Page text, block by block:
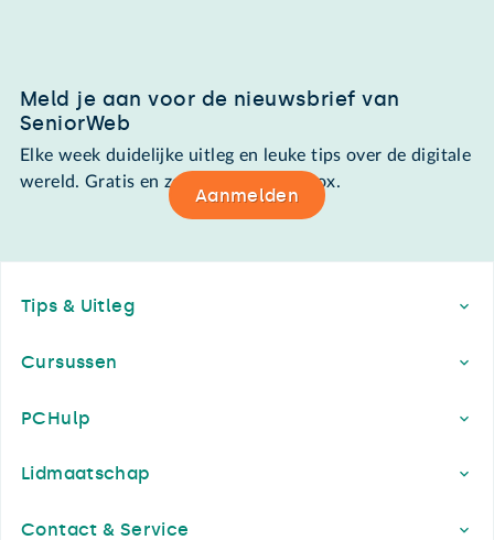
Meld je aan voor de nieuwsbrief van
SeniorWeb
Elke week duidelijke uitleg en leuke tips over de digitale
wereld. Gratis en zomaar in de mailbox.
Aanmelden
Tips & Uitleg
Cursussen
PCHulp
Lidmaatschap
Contact & Service